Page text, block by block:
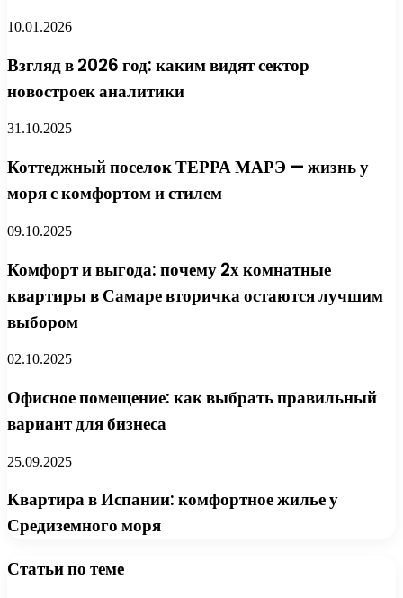
10.01.2026
Взгляд в 2026 год: каким видят сектор
новостроек аналитики
31.10.2025
Коттеджный поселок ТЕРРА МАРЭ — жизнь у
моря с комфортом и стилем
09.10.2025
Комфорт и выгода: почему 2х комнатные
квартиры в Самаре вторичка остаются лучшим
выбором
02.10.2025
Офисное помещение: как выбрать правильный
вариант для бизнеса
25.09.2025
Квартира в Испании: комфортное жилье у
Средиземного моря
Статьи по теме